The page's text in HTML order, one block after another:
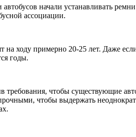
начали устанавливать
ассоциации.
на ходу примерно 20-25 лет. Даже
годы.
требования, чтобы существующие
чтобы выдержать